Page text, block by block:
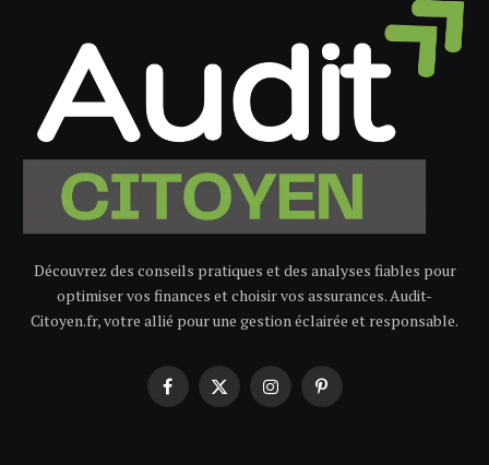
Découvrez des conseils pratiques et des analyses fiables pour
optimiser vos finances et choisir vos assurances. Audit-
Citoyen.fr, votre allié pour une gestion éclairée et responsable.
Facebook
X
InstagramPinterest